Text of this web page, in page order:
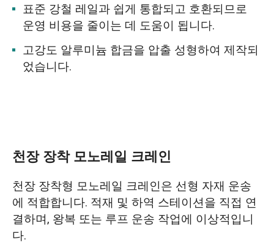
표준 강철 레일과 쉽게 통합되고 호환되므로
운영 비용을 줄이는 데 도움이 됩니다.
고강도 알루미늄 합금을 압출 성형하여 제작되
었습니다.
천장 장착 모노레일 크레인
천장 장착형 모노레일 크레인은 선형 자재 운송
에 적합합니다. 적재 및 하역 스테이션을 직접 연
결하며, 왕복 또는 루프 운송 작업에 이상적입니
다.